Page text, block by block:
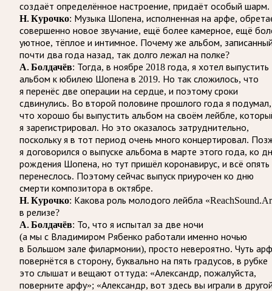
создаёт определённое настроение, придаёт особый шарм.
Н. Курочко: Музыка Шопена, исполненная на арфе,
совершенно новое звучание, ещё более камерное, ещё
уютное, тёплое и интимное. Почему же альбом,
почти два года назад, так долго лежал на полке?
А. Болдачёв: Тогда, в ноябре 2018 года, я хотел выпустить
альбом к юбилею Шопена в 2019. Но так сложилось, что
я перенёс две операции на сердце, и поэтому сроки
сдвинулись. Во второй половине прошлого года я подумал,
что хорошо бы выпустить альбом на своём лейбле,
я зарегистрировал. Но это оказалось затруднительно,
поскольку я в тот период очень много концертировал.
я договорился о выпуске альбома в марте этого года, ко
рождения Шопена, но тут пришёл коронавирус, и всё опять
перенеслось. Поэтому сейчас выпуск приурочен ко дню
смерти композитора в октябре.
Н. Курочко: Какова роль молодого лейбла
в релизе?
А. Болдачёв: То, что я испытал за две ночи
(а мы с Владимиром Рябенко работали именно ночью
в Большом зале филармонии), просто невероятно. Чуть
повернётся в сторону, буквально на пять градусов, в рубке
это слышат и вещают оттуда: «Александр, пожалуйста,
поверните арфу»; «Александр, вот здесь вы играли в